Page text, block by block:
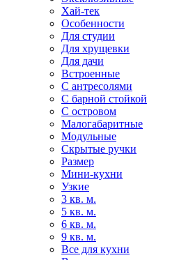
Хай-тек
Особенности
Для студии
Для хрущевки
Для дачи
Встроенные
С антресолями
С барной стойкой
С островом
Малогабаритные
Модульные
Скрытые ручки
Размер
Мини-кухни
Узкие
3 кв. м.
5 кв. м.
6 кв. м.
9 кв. м.
Все для кухни